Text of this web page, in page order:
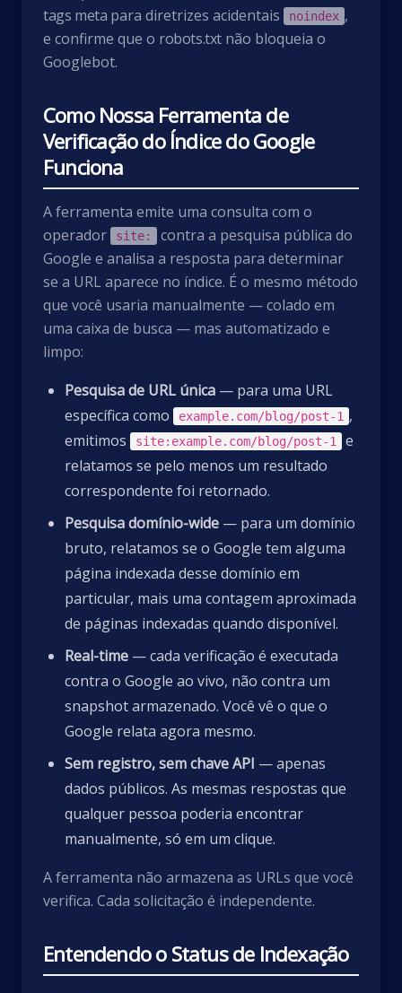
tags meta para diretrizes acidentais noindex ,
e confirme que o robots.txt não bloqueia o
Googlebot.
Como Nossa Ferramenta de
Verificação do Índice do Google
Funciona
A ferramenta emite uma consulta com o
operador
site:
contra a pesquisa pública do
Google e analisa a resposta para determinar
se a URL aparece no índice. É o mesmo método
que você usaria manualmente — colado em
uma caixa de busca — mas automatizado e
limpo:
Pesquisa de URL única — para uma URL
específica como
example.com/blog/post-1 ,
emitimos
site:example.com/blog/post-1
e
relatamos se pelo menos um resultado
correspondente foi retornado.
Pesquisa domínio-wide — para um domínio
bruto, relatamos se o Google tem alguma
página indexada desse domínio em
particular, mais uma contagem aproximada
de páginas indexadas quando disponível.
Real-time — cada verificação é executada
contra o Google ao vivo, não contra um
snapshot armazenado. Você vê o que o
Google relata agora mesmo.
Sem registro, sem chave API — apenas
dados públicos. As mesmas respostas que
qualquer pessoa poderia encontrar
manualmente, só em um clique.
A ferramenta não armazena as URLs que você
verifica. Cada solicitação é independente.
Entendendo o Status de Indexação